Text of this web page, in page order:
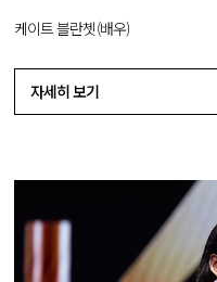
케이트 블란쳇(배우)
자세히 보기